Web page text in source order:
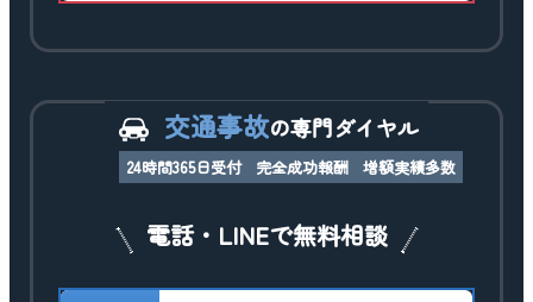
交通事故の専門ダイヤル
24時間365日受付 完全成功報酬 増額実績多数
電話・LINEで無料相談